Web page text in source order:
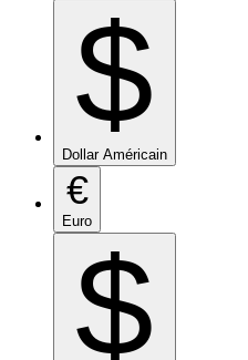
$
Dollar Américain
€
Euro
$